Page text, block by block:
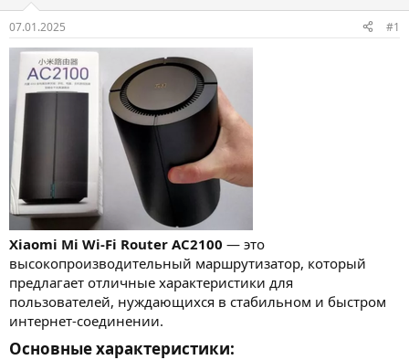
07.01.2025 #1
Xiaomi Mi Wi-Fi Router AC2100 — это
высокопроизводительный маршрутизатор, который
предлагает отличные характеристики для
пользователей, нуждающихся в стабильном и быстром
интернет-соединении.
Основные характеристики:​